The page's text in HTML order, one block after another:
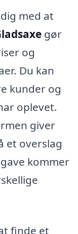
med at
gør
og
Du kan
kunder og
oplevet.
giver
et overslag
kommer
finde et